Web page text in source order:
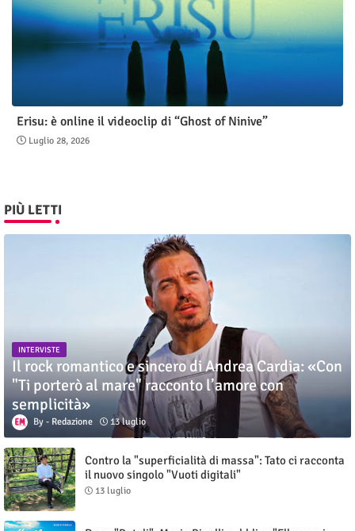
Erisu: è online il videoclip di “Ghost of Ninive”
Luglio 28, 2026
PIÙ LETTI
INTERVISTE
Il rock romantico e sincero di Andrea Cardia: «Con
"Ti porterò al mare" racconto l’amore con
semplicità»
Redazione 13 luglio
Contro la "superficialità di massa": Tato ci racconta
il nuovo singolo "Vuoti digitali"
13 luglio